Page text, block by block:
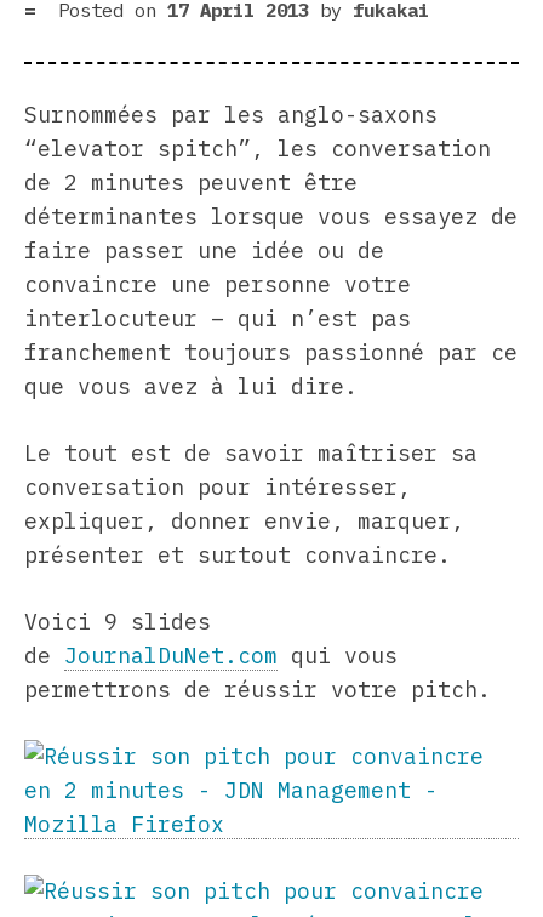
Posted on 17 April 2013 by fukakai
Surnommées par les anglo-saxons
“elevator spitch”, les conversation
de 2 minutes peuvent être
déterminantes lorsque vous essayez de
faire passer une idée ou de
convaincre une personne votre
interlocuteur – qui n’est pas
franchement toujours passionné par ce
que vous avez à lui dire.
Le tout est de savoir maîtriser sa
conversation pour intéresser,
expliquer, donner envie, marquer,
présenter et surtout convaincre.
Voici 9 slides
de JournalDuNet.com qui vous
permettrons de réussir votre pitch.